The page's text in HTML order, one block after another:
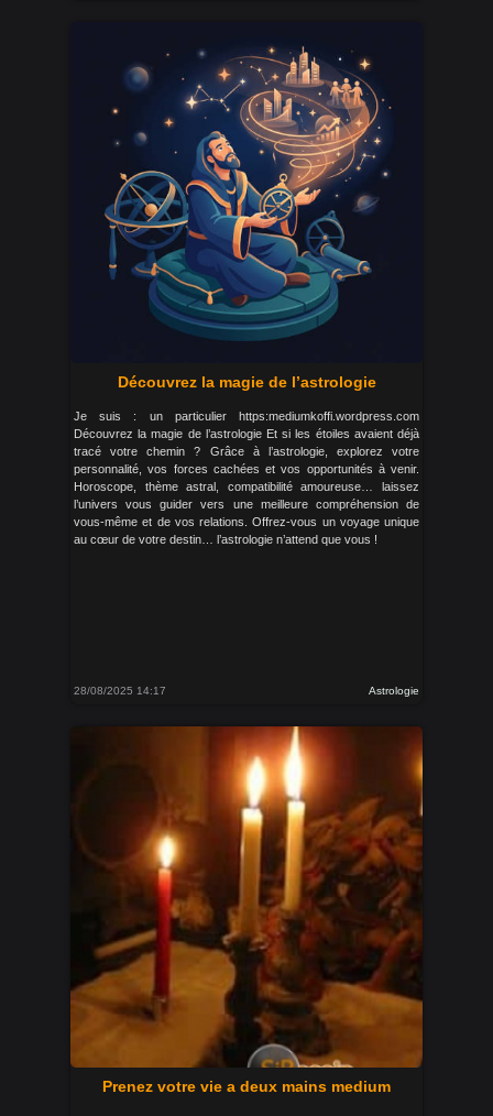
Découvrez la magie de l’astrologie
Je suis : un particulier https:mediumkoffi.wordpress.com
Découvrez la magie de l’astrologie Et si les étoiles avaient déjà
tracé votre chemin ? Grâce à l’astrologie, explorez votre
personnalité, vos forces cachées et vos opportunités à venir.
Horoscope, thème astral, compatibilité amoureuse… laissez
l’univers vous guider vers une meilleure compréhension de
vous-même et de vos relations. Offrez-vous un voyage unique
au cœur de votre destin… l’astrologie n’attend que vous !
28/08/2025 14:17 Astrologie
Prenez votre vie a deux mains medium